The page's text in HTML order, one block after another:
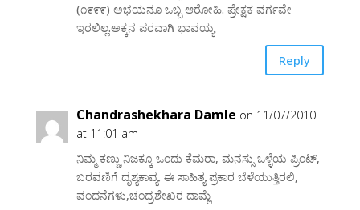
(೧೯೯೯) ಅಭಯನೂ ಒಬ್ಬ ಆರೋಹಿ. ಪ್ರೇಕ್ಷಕ ವರ್ಗವೇ
ಇರಲಿಲ್ಲ.ಅಕ್ಕನ ಪರವಾಗಿ ಭಾವಯ್ಯ
Reply
Chandrashekhara Damle on 11/07/2010
at 11:01 am
ನಿಮ್ಮ ಕಣ್ಣು ನಿಜಕ್ಕೂ ಒಂದು ಕೆಮರಾ, ಮನಸ್ಸು ಒಳ್ಳೆಯ ಪ್ರಿಂಟ್,
ಬರವಣಿಗೆ ದೃಶ್ಯಕಾವ್ಯ. ಈ ಸಾಹಿತ್ಯ ಪ್ರಕಾರ ಬೆಳೆಯುತ್ತಿರಲಿ,
ವಂದನೆಗಳು,ಚಂದ್ರಶೇಖರ ದಾಮ್ಲೆ